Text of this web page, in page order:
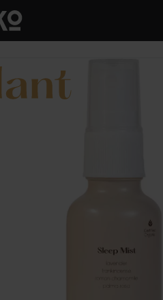
SEKTIONEN